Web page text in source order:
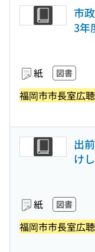
市
3年
紙 図書
福岡市市長室広
出
け
紙 図書
福岡市市長室広